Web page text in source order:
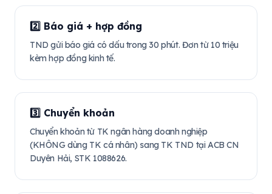
2️⃣ Báo giá + hợp đồng
TND gửi báo giá có dấu trong 30 phút. Đơn từ 10 triệu
kèm hợp đồng kinh tế.
3️⃣ Chuyển khoản
Chuyển khoản từ TK ngân hàng doanh nghiệp
(KHÔNG dùng TK cá nhân) sang TK TND tại ACB CN
Duyên Hải, STK 1088626.